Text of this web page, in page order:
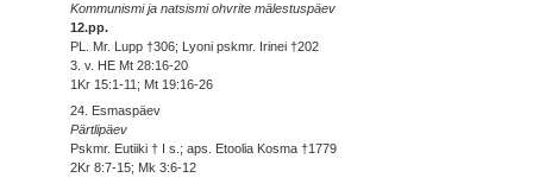
Kommunismi ja natsismi ohvrite mälestuspäev
12.pp.
PL. Mr. Lupp †306; Lyoni pskmr. Irinei †202
3. v. HE Mt 28:16-20
1Kr 15:1-11; Mt 19:16-26
24. Esmaspäev
Pärtlipäev
Pskmr. Eutiiki † I s.; aps. Etoolia Kosma †1779
2Kr 8:7-15; Mk 3:6-12